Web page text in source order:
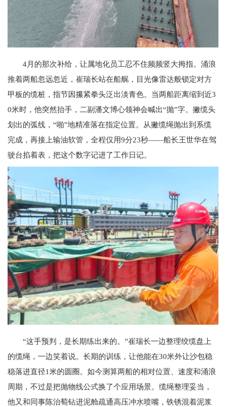
4月的那次补给，让属地化员工忍不住频频竖大拇指。涌浪
推着两船忽远忽近，崔瑞长站在船艉，目光像雷达般锁定对方
甲板的缆桩，指节因攥紧拳头泛出淡青色。当两船距离缩到近3
0米时，他突然抬手，二副潘文博心领神会喊出“抛”字。撇缆头
划出的弧线，“啪”地精准落在指定位置。从撇缆绳抛出到系缆
完成，再接上输油软管，全程仅用9分23秒——船长王世华在驾
驶台掐着表，把这个数字记进了工作日记。
“这手预判，是长期练出来的。”崔瑞长一边整理绞缆盘上
的缆绳，一边笑着说。长期的训练，让他能在30米外让沙包稳
稳落进直径1米的圆圈。如今测算两船的相对位置、速度和涌浪
周期，不过是把抛物线公式换了个应用场景。缆绳整理妥当，
他又和同事陈治萄钻进泥舱疏通高压冲水喷嘴，铁锈混着泥浆